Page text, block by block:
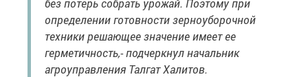
определении готовности зерноуборочной
техники решающее значение имеет ее
герметичность,- подчеркнул начальник
агроуправления Талгат Халитов.